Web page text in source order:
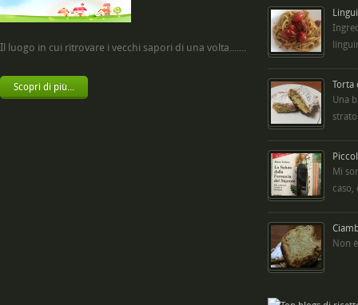
Il luogo in cui ritrovare i vecchi sapori di una volta.......
Scopri di più...
Torta
Una
Mi
caso,
Non